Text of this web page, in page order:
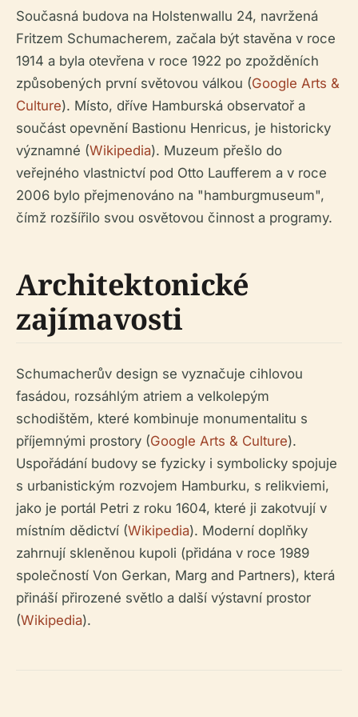
Současná budova na Holstenwallu 24, navržená
Fritzem Schumacherem, začala být stavěna v roce
1914 a byla otevřena v roce 1922 po zpožděních
způsobených první světovou válkou (Google Arts &
Culture). Místo, dříve Hamburská observatoř a
součást opevnění Bastionu Henricus, je historicky
významné (Wikipedia). Muzeum přešlo do
veřejného vlastnictví pod Otto Laufferem a v roce
2006 bylo přejmenováno na "hamburgmuseum",
čímž rozšířilo svou osvětovou činnost a programy.
Architektonické
zajímavosti
Schumacherův design se vyznačuje cihlovou
fasádou, rozsáhlým atriem a velkolepým
schodištěm, které kombinuje monumentalitu s
příjemnými prostory (Google Arts & Culture).
Uspořádání budovy se fyzicky i symbolicky spojuje
s urbanistickým rozvojem Hamburku, s relikviemi,
jako je portál Petri z roku 1604, které ji zakotvují v
místním dědictví (Wikipedia). Moderní doplňky
zahrnují skleněnou kupoli (přidána v roce 1989
společností Von Gerkan, Marg and Partners), která
přináší přirozené světlo a další výstavní prostor
(Wikipedia).